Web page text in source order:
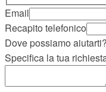
Email
Recapito telefonico
Dove possiamo aiutarti?
cosa
aiutarti:
Specifica la tua